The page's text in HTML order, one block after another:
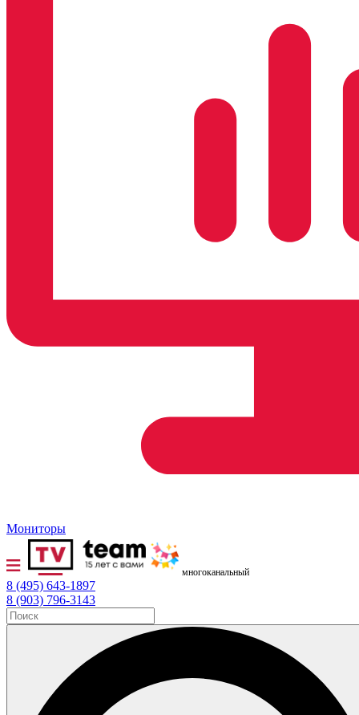
Мониторы
многоканальный
8 (495) 643-1897
8 (903) 796-3143